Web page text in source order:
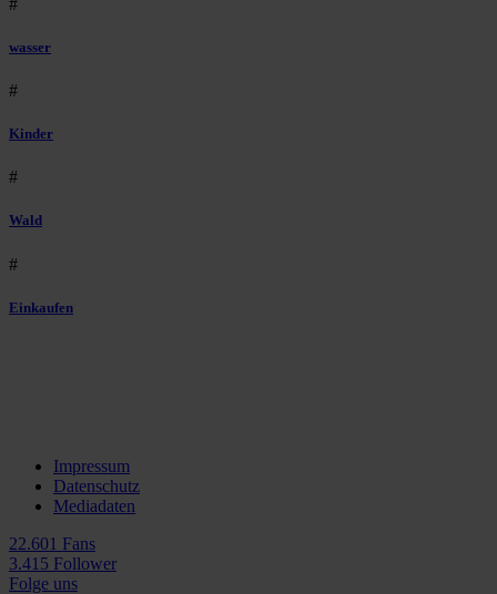
wasser
#
Kinder
#
Wald
#
Einkaufen
Impressum
Datenschutz
Mediadaten
22.601 Fans
3.415 Follower
Folge uns